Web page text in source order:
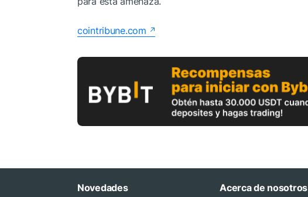
cointribune.com
Novedades Acerca de nosotros